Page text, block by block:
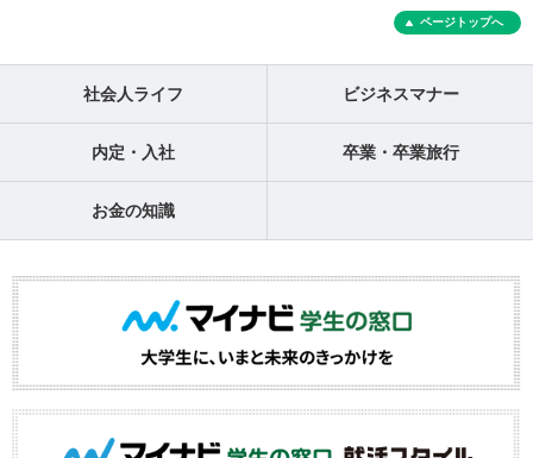
ページトップへ
社会人ライフ ビジネスマナー
内定・入社 卒業・卒業旅行
お金の知識